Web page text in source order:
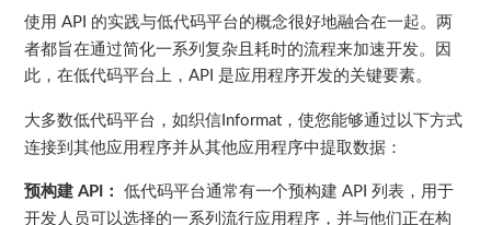
使用 API 的实践与低代码平台的概念很好地融合在一起。两
者都旨在通过简化一系列复杂且耗时的流程来加速开发。因
此，在低代码平台上，API 是应用程序开发的关键要素。
大多数低代码平台，如织信Informat ，使您能够通过以下方式
连接到其他应用程序并从其他应用程序中提取数据：
预构建 API ： 低代码平台通常有一个预构建 API列表，用于
开发人员可以选择的一系列流行应用程序，并与他们正在构